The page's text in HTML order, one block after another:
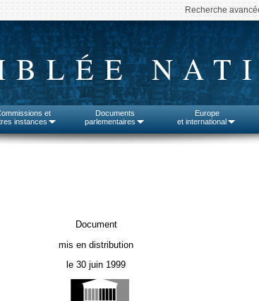
Recherche
et
instances
Documents
parlementaires
Europe
et international
Document
mis en distribution
le 30 juin 1999